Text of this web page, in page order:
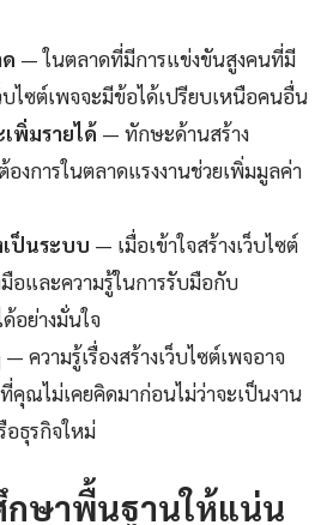
— ในตลาดที่มีการแข่งขันสูงคนที่มี
บไซต์เพจจะมีข้อได้เปรียบเหนือคนอื่น
พิ่มรายได้ — ทักษะด้านสร้าง
องการในตลาดแรงงานช่วยเพิ่มมูลค่า
ป็นระบบ — เมื่อเข้าใจสร้างเว็บไซต์
อและความรู้ในการรับมือกับ
อย่างมั่นใจ
— ความรู้เรื่องสร้างเว็บไซต์เพจอาจ
คุณไม่เคยคิดมาก่อนไม่ว่าจะเป็นงาน
อธุรกิจใหม่
ษาพื้นฐานให้แน่น